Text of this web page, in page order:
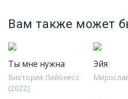
Вам также может
Ты мне нужна
Виктория Лайонесс
(2022)
Эйя